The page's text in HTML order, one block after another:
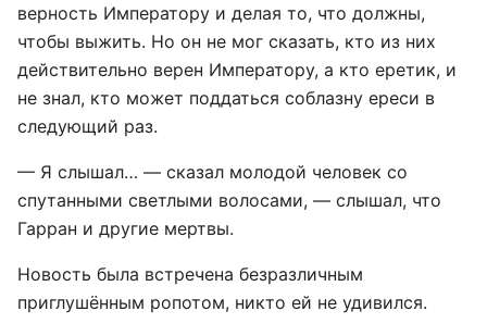
верность Императору и делая то, что должны,
чтобы выжить. Но он не мог сказать, кто из них
действительно верен Императору, а кто еретик, и
не знал, кто может поддаться соблазну ереси в
следующий раз.
— Я слышал… — сказал молодой человек со
спутанными светлыми волосами, — слышал, что
Гарран и другие мертвы.
Новость была встречена безразличным
приглушённым ропотом, никто ей не удивился.